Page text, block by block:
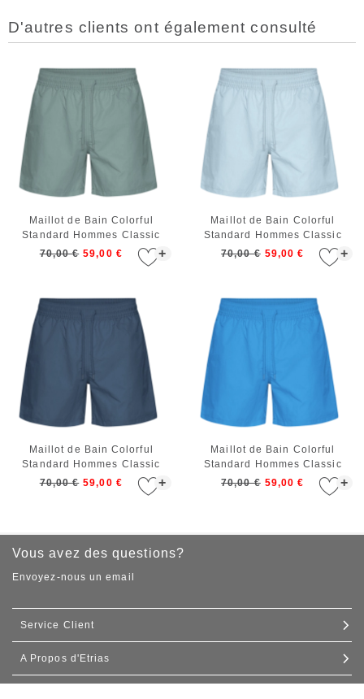
D'autres clients ont également consulté
+
Maillot de Bain Colorful
Standard Hommes Classic
Swim Shorts Steel Blue
70,00 € 59,00 € +
Maillot de Bain Colorful
Standard Hommes Classic
Swim Shorts Polar Blue
70,00 € 59,00 €
+
Maillot de Bain Colorful
Standard Hommes Classic
Swim Shorts Petrol Blue
70,00 € 59,00 € +
Maillot de Bain Colorful
Standard Hommes Classic
Swim Shorts Pacific Blue
70,00 € 59,00 €
Vous avez des questions?
Envoyez-nous un email
Service Client
Contact
A Propos d'Etrias